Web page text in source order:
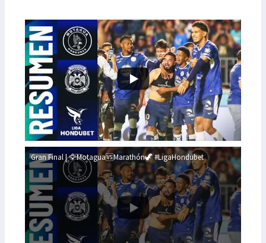
Gran Final | 🦅Motagua🆚Marathón🦖 #LigaHondubet